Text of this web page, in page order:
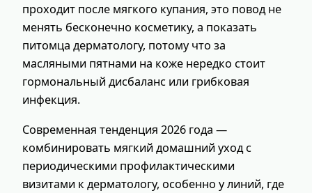
проходит после мягкого купания, это повод не
менять бесконечно косметику, а показать
питомца дерматологу, потому что за
масляными пятнами на коже нередко стоит
гормональный дисбаланс или грибковая
инфекция.
Современная тенденция 2026 года —
комбинировать мягкий домашний уход с
периодическими профилактическими
визитами к дерматологу, особенно у линий, где